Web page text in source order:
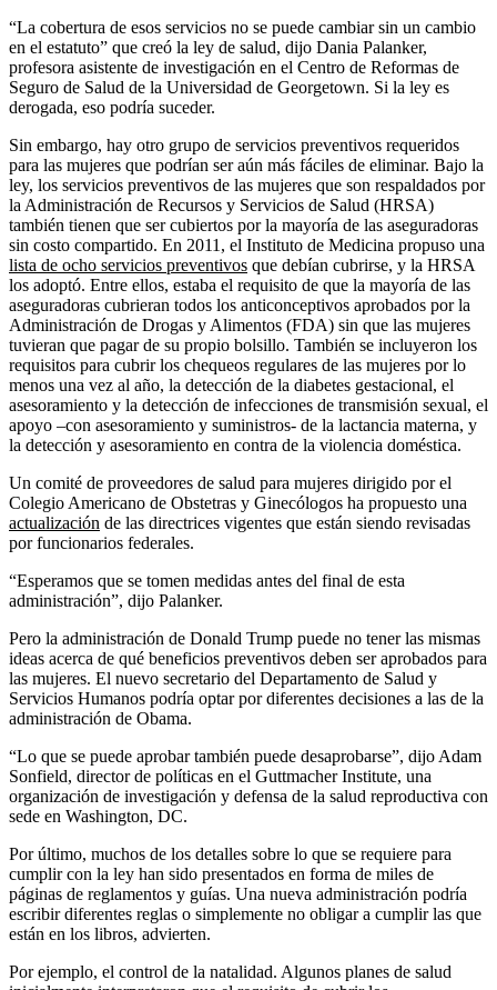
“La cobertura de esos servicios no se puede cambiar sin un cambio
en el estatuto” que creó la ley de salud, dijo Dania Palanker,
profesora asistente de investigación en el Centro de Reformas de
Seguro de Salud de la Universidad de Georgetown. Si la ley es
derogada, eso podría suceder.
Sin embargo, hay otro grupo de servicios preventivos requeridos
para las mujeres que podrían ser aún más fáciles de eliminar. Bajo la
ley, los servicios preventivos de las mujeres que son respaldados por
la Administración de Recursos y Servicios de Salud (HRSA)
también tienen que ser cubiertos por la mayoría de las aseguradoras
sin costo compartido. En 2011, el Instituto de Medicina propuso una
lista de ocho servicios preventivos que debían cubrirse, y la HRSA
los adoptó. Entre ellos, estaba el requisito de que la mayoría de las
aseguradoras cubrieran todos los anticonceptivos aprobados por la
Administración de Drogas y Alimentos (FDA) sin que las mujeres
tuvieran que pagar de su propio bolsillo. También se incluyeron los
requisitos para cubrir los chequeos regulares de las mujeres por lo
menos una vez al año, la detección de la diabetes gestacional, el
asesoramiento y la detección de infecciones de transmisión sexual, el
apoyo –con asesoramiento y suministros- de la lactancia materna, y
la detección y asesoramiento en contra de la violencia doméstica.
Un comité de proveedores de salud para mujeres dirigido por el
Colegio Americano de Obstetras y Ginecólogos ha propuesto una
actualización de las directrices vigentes que están siendo revisadas
por funcionarios federales.
“Esperamos que se tomen medidas antes del final de esta
administración”, dijo Palanker.
Pero la administración de Donald Trump puede no tener las mismas
ideas acerca de qué beneficios preventivos deben ser aprobados para
las mujeres. El nuevo secretario del Departamento de Salud y
Servicios Humanos podría optar por diferentes decisiones a las de la
administración de Obama.
“Lo que se puede aprobar también puede desaprobarse”, dijo Adam
Sonfield, director de políticas en el Guttmacher Institute, una
organización de investigación y defensa de la salud reproductiva con
sede en Washington, DC.
Por último, muchos de los detalles sobre lo que se requiere para
cumplir con la ley han sido presentados en forma de miles de
páginas de reglamentos y guías. Una nueva administración podría
escribir diferentes reglas o simplemente no obligar a cumplir las que
están en los libros, advierten.
Por ejemplo, el control de la natalidad. Algunos planes de salud